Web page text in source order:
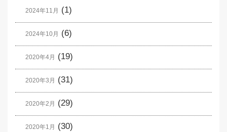
2024年11月 (1)
2024年10月 (6)
2020年4月 (19)
2020年3月 (31)
2020年2月 (29)
2020年1月 (30)